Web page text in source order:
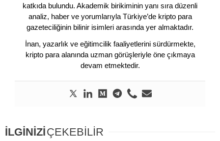
katkıda bulundu. Akademik birikiminin yanı sıra düzenli
analiz, haber ve yorumlarıyla Türkiye’de kripto para
gazeteciliğinin bilinir isimleri arasında yer almaktadır.
İnan, yazarlık ve eğitimcilik faaliyetlerini sürdürmekte,
kripto para alanında uzman görüşleriyle öne çıkmaya
devam etmektedir.
İLGİNİZİÇEKEBİLİR